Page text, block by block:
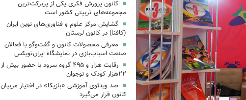
کانون پرورش فکری یکی از پربرکت‌ترین
مجموعه‌های تربیتی کشور است
گشایش مرکز علوم و فناوری‌های نوین ایران
(کافنا) در کانون لرستان
معرفی محصولات کانون و گفت‌وگو با فعالان
صنعت اسباب‌بازی در نمایشگاه ایران‌تویکس
رقابت هزار و ۴۹۵ گروه سرود با حضور بیش از
۲۲هزار کودک و نوجوان
‌صد ویدئوی آموزشی «بازیکا» در اختیار مربیان
کانون قرار می‌گیرد